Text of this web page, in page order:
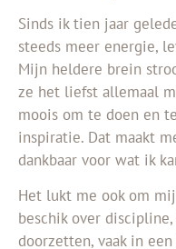
Sinds ik tien jaar
steeds meer energie,
Mijn heldere brein
ze het liefst allemaal
moois om te doen en
inspiratie. Dat maakt
dankbaar voor wat ik
Het lukt me ook om
beschik over
doorzetten, vaak in